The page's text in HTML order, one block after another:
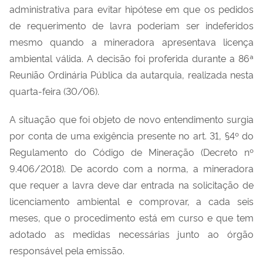
administrativa para evitar hipótese em que os pedidos
de requerimento de lavra poderiam ser indeferidos
mesmo quando a mineradora apresentava licença
ambiental válida. A decisão foi proferida durante a 86ª
Reunião Ordinária Pública da autarquia, realizada nesta
quarta-feira (30/06).
A situação que foi objeto de novo entendimento surgia
por conta de uma exigência presente no art. 31, §4º do
Regulamento do Código de Mineração (Decreto nº
9.406/2018). De acordo com a norma, a mineradora
que requer a lavra deve dar entrada na solicitação de
licenciamento ambiental e comprovar, a cada seis
meses, que o procedimento está em curso e que tem
adotado as medidas necessárias junto ao órgão
responsável pela emissão.